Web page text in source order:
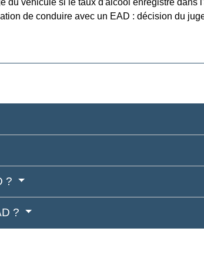
de conduire avec un EAD : décision du
?
?